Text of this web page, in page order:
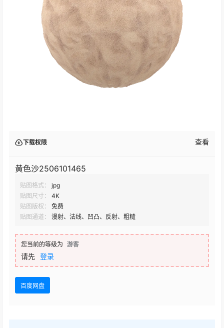
下载权限 查看
黄色沙2506101465
贴图格式：
jpg
贴图尺寸：
4K
贴图版权：
免费
贴图通道：
漫射、法线、凹凸、反射、粗糙
您当前的等级为 游客
请先 登录
百度网盘